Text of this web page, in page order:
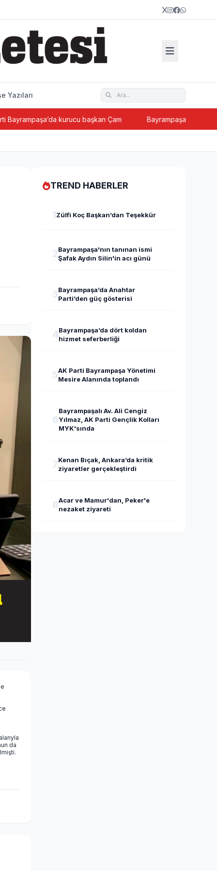
Yazıları
kurucu başkan Çam Bayrampaşa'nın tanınan ismi
da
TREND HABERLER
1Zülfi Koç Başkan’dan Teşekkür
2Bayrampaşa'nın tanınan ismi
Şafak Aydın Silin'in acı günü
3Bayrampaşa’da Anahtar
Parti’den güç gösterisi
4Bayrampaşa’da dört koldan
hizmet seferberliği
5AK Parti Bayrampaşa Yönetimi
Mesire Alanında toplandı
6
Bayrampaşalı Av. Ali Cengiz
Yılmaz, AK Parti Gençlik Kolları
MYK'sında
7Kenan Bıçak, Ankara’da kritik
ziyaretler gerçekleştirdi
8Acar ve Mamur'dan, Peker'e
nezaket ziyareti